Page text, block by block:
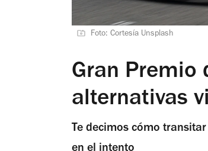
Foto: Cortesía Unsplash
Gran Premio
alternativas
Te decimos cómo